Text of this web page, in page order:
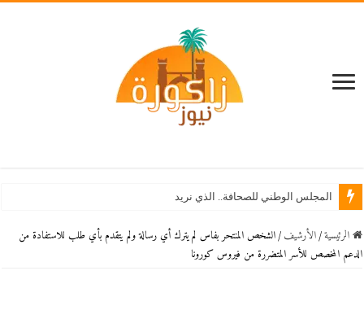
المجلس الوطني للصحافة.. الذي نريد
الرئيسية / اﻷرشيف / الشخص المنتحر بفاس لم يترك أي رسالة ولم يتقدم بأي طلب للاستفادة من
الدعم المخصص للأسر المتضررة من فيروس كورونا